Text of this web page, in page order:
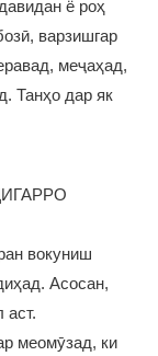
ё роҳ
варзишгар
меҷаҳад,
Танҳо дар як
вокуниш
Асосан,
аст.
меомӯзад, ки